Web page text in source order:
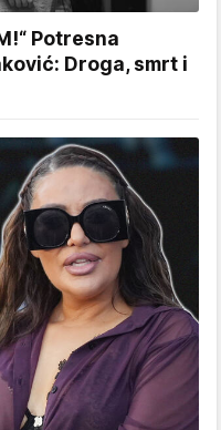
Potresna
Droga, smrt i